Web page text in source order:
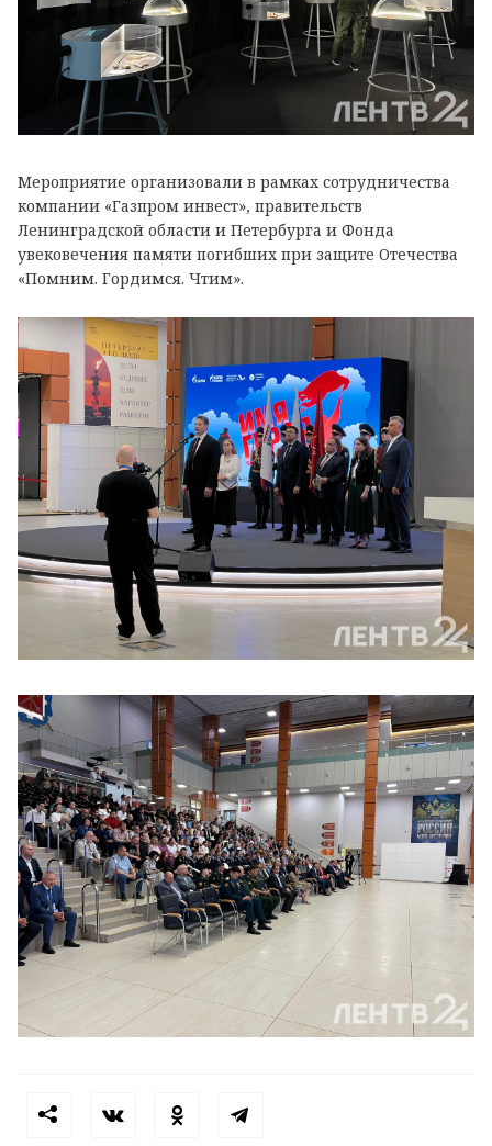
Мероприятие организовали в рамках сотрудничества
компании «Газпром инвест», правительств
Ленинградской области и Петербурга и Фонда
увековечения памяти погибших при защите Отечества
«Помним. Гордимся. Чтим».